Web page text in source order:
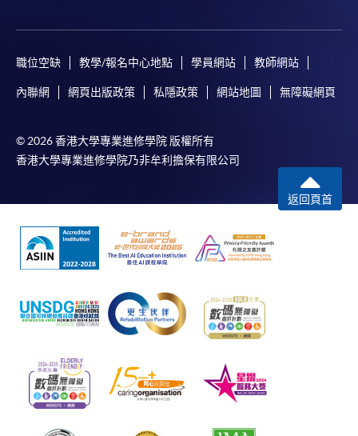
職位空缺 教學/報名中心地點 學員網站 教師網站
內聯網 網頁出版政策 私隱政策 網站地圖 無障礙網頁
© 2026 香港大學專業進修學院 版權所有
香港大學專業進修學院乃非牟利擔保有限公司
返回頁首